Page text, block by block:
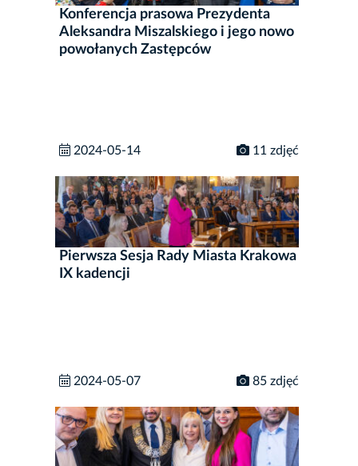
Konferencja prasowa Prezydenta
Aleksandra Miszalskiego i jego nowo
powołanych Zastępców
2024-05-14 11 zdjęć
Pierwsza Sesja Rady Miasta Krakowa
IX kadencji
2024-05-07 85 zdjęć